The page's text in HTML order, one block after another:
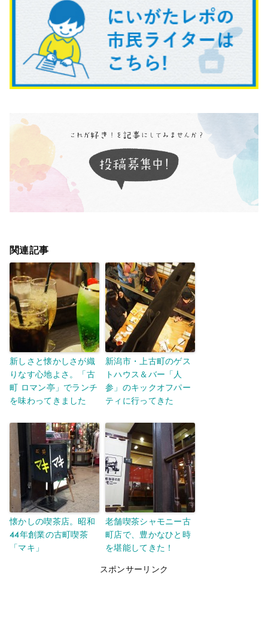
関連記事
新しさと懐かしさが織
りなす心地よさ。「古
町 ロマン亭」でランチ
を味わってきました
新潟市・上古町のゲス
トハウス＆バー「人
参」のキックオフパー
ティに行ってきた
懐かしの喫茶店。昭和
44年創業の古町喫茶
「マキ」
老舗喫茶シャモニー古
町店で、豊かなひと時
を堪能してきた！
スポンサーリンク